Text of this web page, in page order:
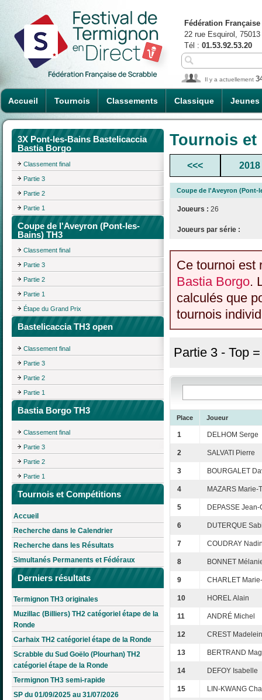
Accueil Tournois Classements Classique Jeunes
Fédération
22 rue Esquirol,
Tél : 01.53.92.53.20
Il y a actuellement
3X Pont-les-Bains Bastelicaccia
Bastia Borgo
Classement final
Partie 3
Partie 2
Partie 1
Coupe de l'Aveyron (Pont-les-
Bains) TH3
Classement final
Partie 3
Partie 2
Partie 1
Étape du Grand Prix
Bastelicaccia TH3 open
Classement final
Partie 3
Partie 2
Partie 1
Bastia Borgo TH3
Classement final
Partie 3
Partie 2
Partie 1
Tournois et Compétitions
Accueil
Recherche dans le Calendrier
Recherche dans les Résultats
Simultanés Permanents et Fédéraux
Derniers résultats
Termignon TH3 originales
Muzillac (Billiers) TH2 catégoriel étape de la
Ronde
Carhaix TH2 catégoriel étape de la Ronde
Scrabble du Sud Goëlo (Plourhan) TH2
catégoriel étape de la Ronde
Termignon TH3 semi-rapide
SP du 01/09/2025 au 31/07/2026
Tournois
<<< 2018
Coupe de l'Aveyron (Pont-
Joueurs : 26
Joueurs par série :
Ce tournoi est
Bastia Borgo.
calculés que
tournois
Partie 3 - Top
Place Joueur
1 DELHOM Serge
2 SALVATI Pierre
3 BOURGALET
4 MAZARS Marie-
5 DEPASSE
6 DUTERQUE
7 COUDRAY
8 BONNET
9 CHARLET
10 HOREL Alain
11 ANDRÉ Michel
12 CREST
13 BERTRAND
14 DEFOY Isabelle
15 LIN-KWANG